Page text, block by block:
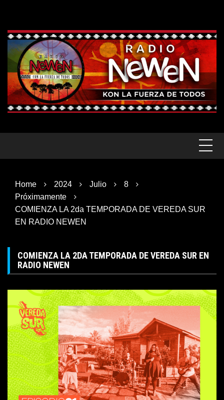
content
Home 2024 Julio
8
Próximamente
COMIENZA LA 2da TEMPORADA DE VEREDA SUR
EN RADIO NEWEN
COMIENZA LA 2DA TEMPORADA DE VEREDA SUR EN
RADIO NEWEN